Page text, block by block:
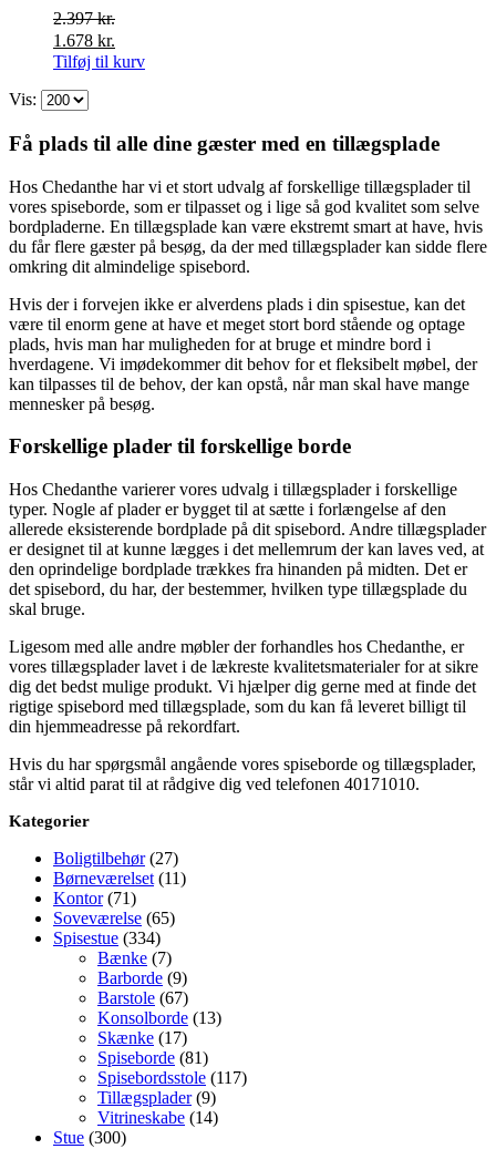
2.397kr.
Den
oprindelige
var:
1.678 kr.
aktuelle
Tilføj til kurv
Vis:
Få plads til alle dine gæster med en tillægsplade
Hos Chedanthe har vi et stort udvalg af forskellige tillægsplader til
vores spiseborde, som er tilpasset og i lige så god kvalitet som selve
bordpladerne. En tillægsplade kan være ekstremt smart at have, hvis
du får flere gæster på besøg, da der med tillægsplader kan sidde flere
omkring dit almindelige spisebord.
Hvis der i forvejen ikke er alverdens plads i din spisestue, kan det
være til enorm gene at have et meget stort bord stående og optage
plads, hvis man har muligheden for at bruge et mindre bord i
hverdagene. Vi imødekommer dit behov for et fleksibelt møbel, der
kan tilpasses til de behov, der kan opstå, når man skal have mange
mennesker på besøg.
Forskellige plader til forskellige borde
Hos Chedanthe varierer vores udvalg i tillægsplader i forskellige
typer. Nogle af plader er bygget til at sætte i forlængelse af den
allerede eksisterende bordplade på dit spisebord. Andre tillægsplader
er designet til at kunne lægges i det mellemrum der kan laves ved, at
den oprindelige bordplade trækkes fra hinanden på midten. Det er
det spisebord, du har, der bestemmer, hvilken type tillægsplade du
skal bruge.
Ligesom med alle andre møbler der forhandles hos Chedanthe, er
vores tillægsplader lavet i de lækreste kvalitetsmaterialer for at sikre
dig det bedst mulige produkt. Vi hjælper dig gerne med at finde det
rigtige spisebord med tillægsplade, som du kan få leveret billigt til
din hjemmeadresse på rekordfart.
Hvis du har spørgsmål angående vores spiseborde og tillægsplader,
står vi altid parat til at rådgive dig ved telefonen 40171010.
Kategorier
Boligtilbehør (27)
Børneværelset (11)
Kontor (71)
Soveværelse (65)
Spisestue (334)
Bænke (7)
Barborde (9)
Barstole (67)
Konsolborde (13)
Skænke (17)
Spiseborde (81)
Spisebordsstole (117)
Tillægsplader (9)
Vitrineskabe (14)
Stue (300)